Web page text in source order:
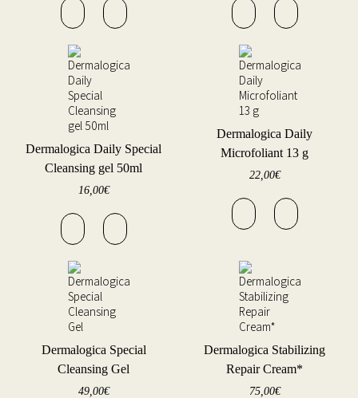
Dermalogica Daily Special
Cleansing gel 50ml
16,00€
Dermalogica Daily
Microfoliant 13 g
22,00€
Dermalogica Special
Cleansing Gel
49,00€
Dermalogica Stabilizing
Repair Cream*
75,00€